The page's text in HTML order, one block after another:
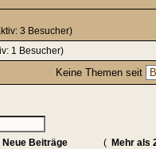
3 Besucher)
1 Besucher)
Keine Themen seit
Neue Beiträge ( Mehr als